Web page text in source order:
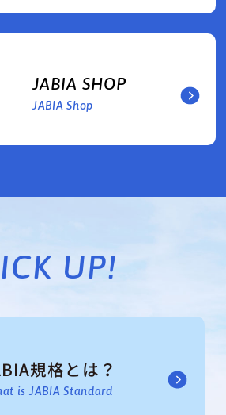
JABIA SHOP
JABIA Shop
UP!
規格とは？
is JABIA Standard